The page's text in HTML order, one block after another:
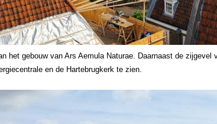
het gebouw van Ars Aemula Naturae. Daarnaast de
en de Hartebrugkerk te zien.